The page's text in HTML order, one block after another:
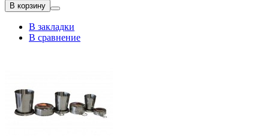
В корзину
В закладки
В сравнение